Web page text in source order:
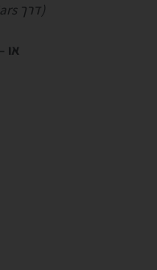
(דרך Booking.com Cars)
או